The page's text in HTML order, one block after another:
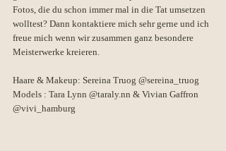
Fotos, die du schon immer mal in die Tat umsetzen
wolltest? Dann kontaktiere mich sehr gerne und ich
freue mich wenn wir zusammen ganz besondere
Meisterwerke kreieren.
Haare & Makeup: Sereina Truog @sereina_truog
Models : Tara Lynn @taraly.nn & Vivian Gaffron
@vivi_hamburg